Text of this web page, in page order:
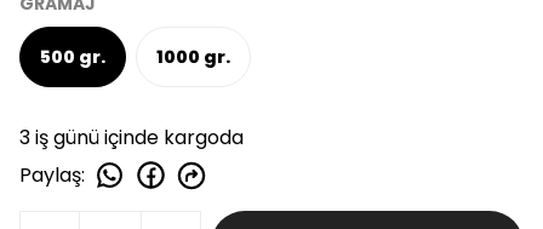
500 gr. 1000 gr.
3 iş günü içinde kargoda
Paylaş: